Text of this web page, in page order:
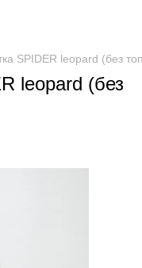
SPIDER leopard (без
leopard (без